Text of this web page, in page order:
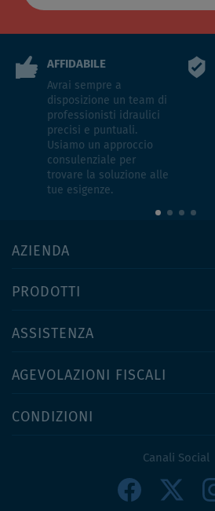
AFFIDABILE
Avrai sempre a
disposizione un team di
professionisti idraulici
precisi e puntuali.
Usiamo un approccio
consulenziale per
trovare la soluzione alle
tue esigenze.
AZIENDA
PRODOTTI
ASSISTENZA
AGEVOLAZIONI FISCALI
CONDIZIONI
Canali Social